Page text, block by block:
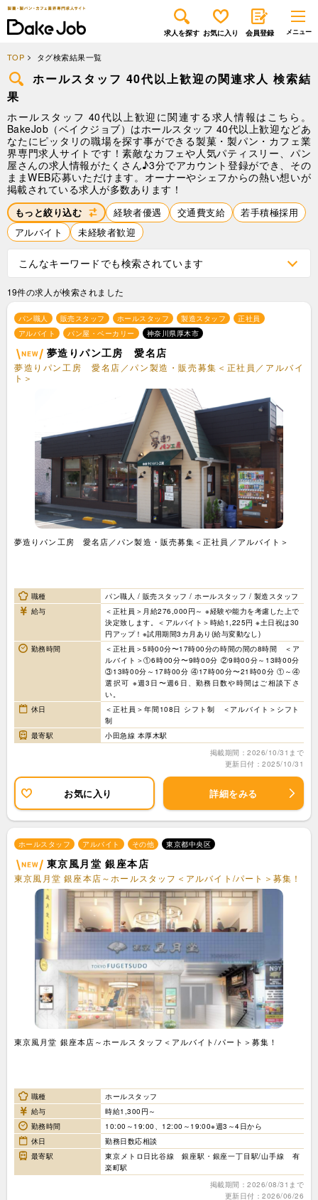
求人を探す お気に入り 会員登録
TOP タグ検索結果一覧
ホールスタッフ 40代以上歓迎の関連求人 検索結
果
ホールスタッフ 40代以上歓迎に関連する求人情報はこちら。
BakeJob（ベイクジョブ）はホールスタッフ 40代以上歓迎などあ
なたにピッタリの職場を探す事ができる製菓・製パン・カフェ業
界専門求人サイトです！素敵なカフェや人気パティスリー、パン
屋さんの求人情報がたくさん♪3分でアカウント登録ができ、その
ままWEB応募いただけます。オーナーやシェフからの熱い想いが
掲載されている求人が多数あります！
もっと絞り込む 経験者優遇 交通費支給
若手積極採用
アルバイト
未経験者歓迎
こんなキーワードでも検索されています
19件の求人が検索されました
パン職人 販売スタッフ ホールスタッフ 製造スタッフ
正社員
アルバイト
パン屋・ベーカリー 神奈川県厚木市
夢造りパン工房 愛名店
夢造りパン工房 愛名店／パン製造・販売募集＜正社員／アルバイ
ト＞
夢造りパン工房 愛名店／パン製造・販売募集＜正社員／アルバイト＞
職種
パン職人 / 販売スタッフ / ホールスタッフ / 製造スタッフ
給与
＜正社員＞月給276,000円～ ※経験や能力を考慮した上で
決定致します。＜アルバイト＞時給1,225円 ※土日祝は30
円アップ！※試用期間3カ月あり(給与変動なし)
勤務時間
＜正社員＞5時00分〜17時00分の時間の間の8時間 ＜ア
ルバイト＞①6時00分〜9時00分 ②9時00分～13時00分
③13時00分～17時00分 ④17時00分〜21時00分 ①～④
選択可 ※週3日〜週6日、勤務日数や時間はご相談下さ
い。
休日
＜正社員＞年間108日 シフト制 ＜アルバイト＞シフト
制
最寄駅
小田急線 本厚木駅
掲載期間：2026/10/31まで
更新日付：2025/10/31
お気に入り 詳細をみる
ホールスタッフ アルバイト その他 東京都中央区
東京風月堂 銀座本店
東京風月堂 銀座本店～ホールスタッフ＜アルバイト/パート＞募集！
東京風月堂 銀座本店～ホールスタッフ＜アルバイト/パート＞募集！
職種
ホールスタッフ
給与
時給1,300円～
勤務時間
10:00～19:00、12:00～19:00※週3～4日から
休日
勤務日数応相談
最寄駅
東京メトロ日比谷線 銀座駅・銀座一丁目駅/山手線 有
楽町駅
掲載期間：2026/08/31まで
更新日付：2026/06/26